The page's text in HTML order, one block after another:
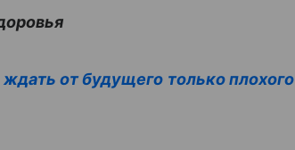
от будущего только плохого